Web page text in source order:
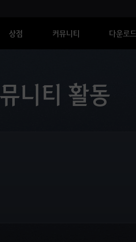
상점 커뮤니티 다운로드
니티 활동